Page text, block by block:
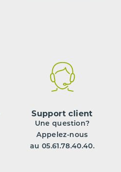
Support client
Une question?
Appelez-nous
au 05.61.78.40.40.